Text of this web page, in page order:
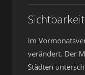
Im
verändert. Der
Städten